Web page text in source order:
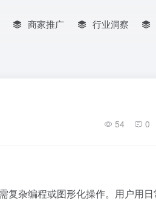
商家推广 行业洞察
54 0
复杂编程或图形化操作。用户用